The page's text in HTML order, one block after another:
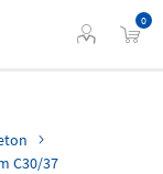
0
C30/37